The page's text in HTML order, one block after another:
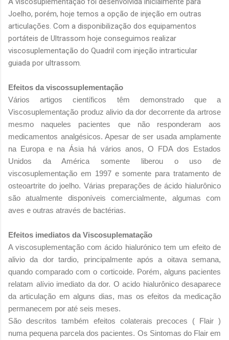
Joelho, porém, hoje temos a opção de injeção em outras
articulações. Com a disponibilização dos equipamentos
portáteis de Ultrassom hoje conseguimos realizar
viscosuplementação do Quadril com injeção intrarticular
guiada por ultrassom.
Efeitos da viscossuplementação
Vários artigos científicos têm demonstrado que a
Viscosuplementação produz alivio da dor decorrente da artrose
mesmo naqueles pacientes que não responderam aos
medicamentos analgésicos. Apesar de ser usada amplamente
na Europa e na Ásia há vários anos, O FDA dos Estados
Unidos da América somente liberou o uso de
viscosuplementação em 1997 e somente para tratamento de
osteoartrite do joelho. Várias preparações de ácido hialurônico
são atualmente disponíveis comercialmente, algumas com
aves e outras através de bactérias.
Efeitos imediatos da Viscosuplematação
A viscosuplementação com ácido hialurónico tem um efeito de
alivio da dor tardio, principalmente após a oitava semana,
quando comparado com o corticoide. Porém, alguns pacientes
relatam alívio imediato da dor. O acido hialurônico desaparece
da articulação em alguns dias, mas os efeitos da medicação
permanecem por até seis meses.
São descritos também efeitos colaterais precoces ( Flair )
numa pequena parcela dos pacientes. Os Sintomas do Flair em